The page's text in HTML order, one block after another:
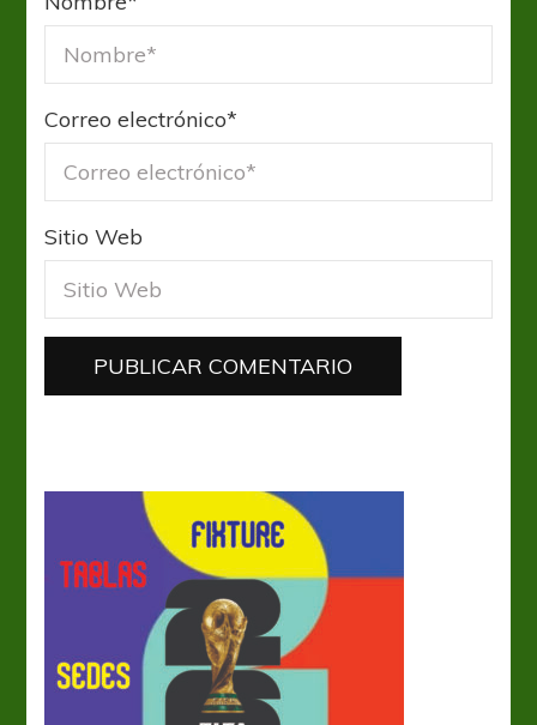
Correo electrónico*
Sitio Web